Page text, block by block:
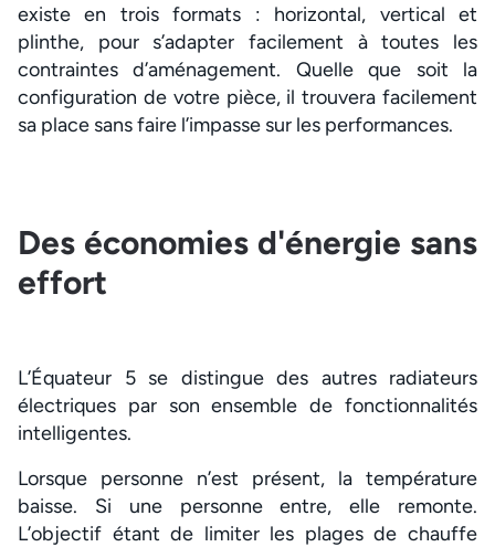
existe en trois formats : horizontal, vertical et
plinthe, pour s’adapter facilement à toutes les
contraintes d’aménagement. Quelle que soit la
configuration de votre pièce, il trouvera facilement
sa place sans faire l’impasse sur les performances.
Des économies d'énergie sans
effort
L’Équateur 5 se distingue des autres radiateurs
électriques par son ensemble de fonctionnalités
intelligentes.
Lorsque personne n’est présent, la température
baisse. Si une personne entre, elle remonte.
L’objectif étant de limiter les plages de chauffe